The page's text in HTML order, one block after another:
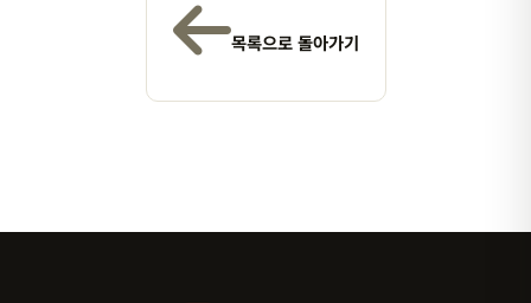
목록으로 돌아가기